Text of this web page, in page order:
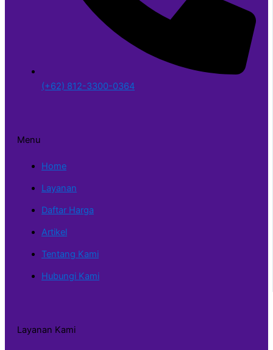
(+62) 812-3300-0364
Menu
Home
Layanan
Daftar Harga
Artikel
Tentang Kami
Hubungi Kami
Layanan Kami